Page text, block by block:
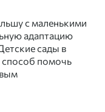
с маленькими
адаптацию
сады в
помочь